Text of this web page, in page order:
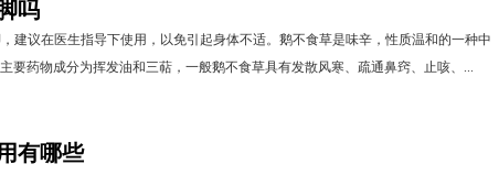
吗
建议在医生指导下使用，以免引起身体不适。鹅不食草是味辛，性质温和的一种中
要药物成分为挥发油和三萜，一般鹅不食草具有发散风寒、疏通鼻窍、止咳、...
有哪些